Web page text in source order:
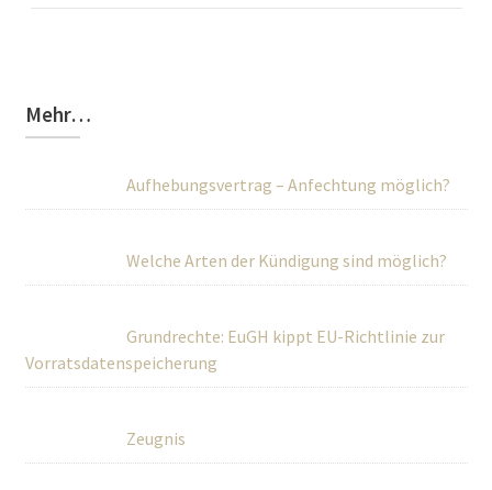
Mehr…
Aufhebungsvertrag – Anfechtung möglich?
Welche Arten der Kündigung sind möglich?
Grundrechte: EuGH kippt EU-Richtlinie zur
Vorratsdatenspeicherung
Zeugnis